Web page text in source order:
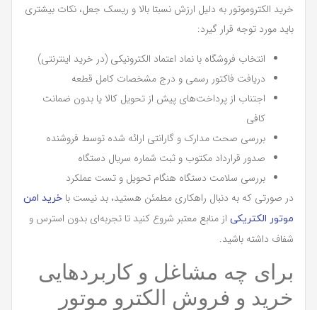
خرید الکتروموتور به دلیل ارزش نسبتا بالا و ریسک جعل، نکات بیشتری
باید مورد توجه قرار گیرد:
انتخاب فروشگاه با نماد اعتماد الکترونیکی (در خرید اینترنتی)
دریافت فاکتور رسمی و درج مشخصات کامل قطعه
اجتناب از پرداخت‌های پیش از تحویل کالا یا بدون ضمانت
کافی
بررسی صحت مدارک و گارانتی ارائه شده توسط فروشنده
صدور قرارداد مکتوب و ثبت شماره سریال دستگاه
بررسی سلامت دستگاه هنگام تحویل و تست عملکرد
در صورتی که به دنبال راهکاری مطمئن هستید، بد نیست با خرید امن
موتور الکتریکی از منابع معتبر شروع کنید تا تجربه‌ای بدون استرس و
شفاف داشته باشید.
برای چه مشاغل و کاربردهایی
خرید و فروش الکترو موتور